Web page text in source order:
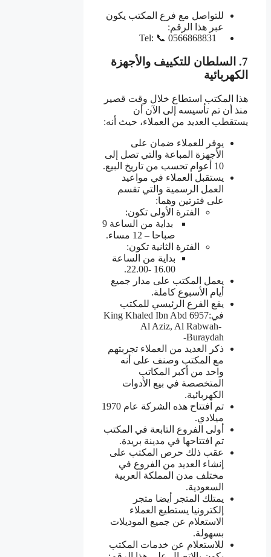
للتواصل مع فرع المكتب يكون
عبر هذا الرقم:
7
. السلطان للتكييف والأجهزة
الكهربائية
هذا المكتب استطاع خلال وقت قصير
منذ أن تم تأسيسه إلى الآن أن
يستقطب العديد من العملاء، حيث أنه:
يوفر للعملاء ضمان على
الأجهزة المباعة والتي تصل إلى
10 أعوام تحسب من تاريخ البيع.
يستقبل العملاء في مواعيد
العمل الرسمية والتي تقسم
على فترتين وهما:
الفترة الأولى تكون:
بداية من الساعة 9
صباحا – 12 مساء.
الفترة الثانية تكون:
بداية من الساعة
16.00 -22.00.
يعمل المكتب على مدار جميع
أيام الأسبوع كاملة.
يقع الفرع الرئيسي للمكتب
في:6957 King Khaled Ibn Abd
Al Aziz, Al Rabwah-
Buraydah-
ذكر العديد من العملاء تجربتهم
مع المكتب وصنف على أنه
واحد من أكبر المكاتب
المتخصصة في بيع الأدوات
الكهربائية.
تم افتتاح هذه الشركة عام 1970
ميلادي.
أولى الفروع التابعة في المكتب
تم افتتاحها في مدينة بريدة.
عقب ذلك حرص المكتب على
إنشاء العديد من الفروع في
مختلف مدن المملكة العربية
السعودية.
يمتلك المتجر أيضا متجر
إلكترونيا يستطيع العملاء
الاستعلام عن جميع الموديلات
بسهولة.
للاستعلام عن خدمات المكتب